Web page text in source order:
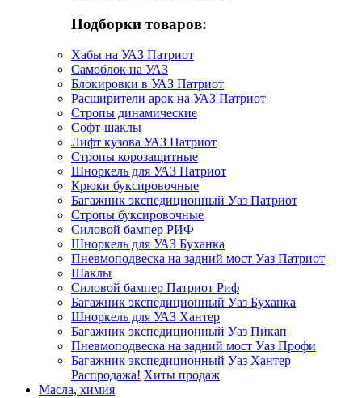
Подборки товаров:
Хабы на УАЗ Патриот
Самоблок на УАЗ
Блокировки в УАЗ Патриот
Расширители арок на УАЗ Патриот
Стропы динамические
Софт-шаклы
Лифт кузова УАЗ Патриот
Стропы корозащитные
Шноркель для УАЗ Патриот
Крюки буксировочные
Багажник экспедиционный Уаз Патриот
Стропы буксировочные
Силовой бампер РИФ
Шноркель для УАЗ Буханка
Пневмоподвеска на задний мост Уаз Патриот
Шаклы
Силовой бампер Патриот Риф
Багажник экспедиционный Уаз Буханка
Шноркель для УАЗ Хантер
Багажник экспедиционный Уаз Пикап
Пневмоподвеска на задний мост Уаз Профи
Багажник экспедиционный Уаз Хантер
Распродажа! Хиты продаж
Масла, химия